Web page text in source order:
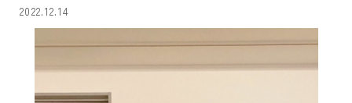
2022.12.14